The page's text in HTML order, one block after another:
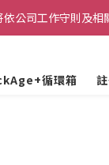
人員均不具購買
公司工作守則及
人員均不具購買
循環箱